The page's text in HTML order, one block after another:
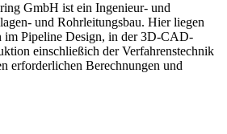
GmbH ist ein Ingenieur- und
und Rohrleitungsbau. Hier liegen
im Pipeline Design, in der 3D-CAD-
einschließich der Verfahrenstechnik
erforderlichen Berechnungen und